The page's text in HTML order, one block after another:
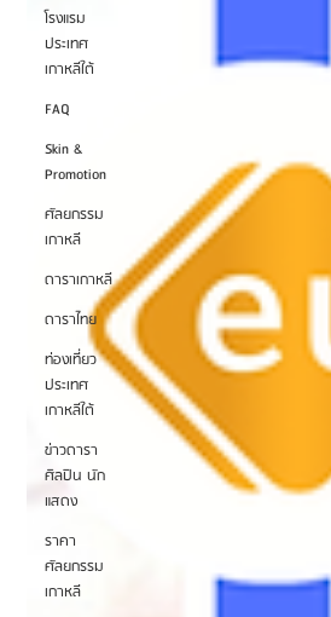
โรงแรม
ประเทศ
เกาหลีใต้
FAQ
Skin &
Promotion
ศัลยกรรม
เกาหลี
ดาราเกาหลี
ดาราไทย
ท่องเที่ยว
ประเทศ
เกาหลีใต้
ข่าวดารา
ศิลปิน นัก
แสดง
ราคา
ศัลยกรรม
เกาหลี